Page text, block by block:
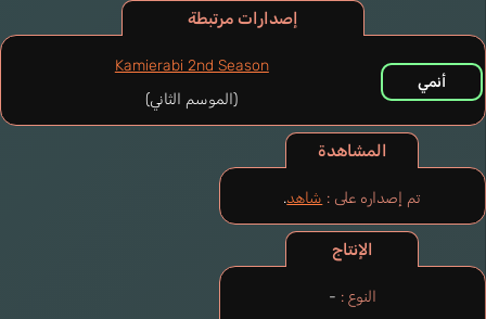
المشاهدة
تم إصداره على : شاهد.
الإنتاج
النوع : -
إصدارات مرتبطة
أنمي
Kamierabi 2nd Season
(الموسم الثاني)